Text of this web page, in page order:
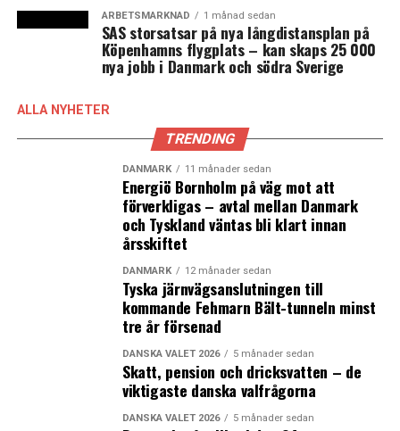
Det är inte bara Socialdemokratiet som tappar i
popularitet. Enligt Sune Steffen Hansen är detta en
Danmark, häribland Venstre, Konservativa partiet och
Radikale Venstre. Alla fyra partierna tappade mark på
nationell nivå i årets val. Detta ligger i linje med en
bredare politisk trend i Europa, där färre väljare stöder
de traditionella regeringspartierna. Han förväntar sig
att denna trend kommer att fortsätta fram till nästa
riksdagsval 2026, men också i Sverige och övriga
– Å andra sidan kommer det att dyka upp en rad nya
partier som är mer populistiska, säger Sune Steffen
ARBETSMARKNAD 1 månad sedan
SAS storsatsar på nya långdistansplan på
Köpenhamns flygplats – kan skaps 25 000
nya jobb i Danmark och södra Sverige
ALLA NYHETER
TRENDING
DANMARK 11 månader sedan
Energiö Bornholm på väg mot att
förverkligas – avtal mellan Danmark
och Tyskland väntas bli klart innan
årsskiftet
DANMARK 12 månader sedan
Tyska järnvägsanslutningen till
kommande Fehmarn Bält-tunneln minst
tre år försenad
DANSKA VALET 2026 5 månader sedan
Skatt, pension och dricksvatten – de
viktigaste danska valfrågorna
DANSKA VALET 2026 5 månader sedan